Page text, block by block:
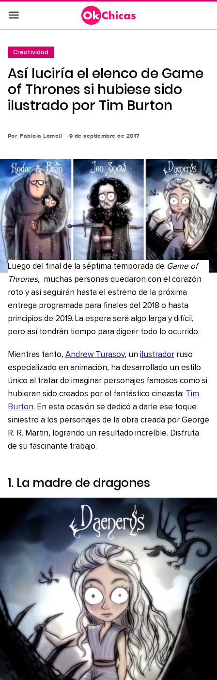
Saltar
al
contenido
a
la
navegación
principal
Creatividad
Así luciría el elenco de Game
of Thrones si hubiese sido
ilustrado por Tim Burton
Por Fabiola Lomeli 9 de septiembre de 2017
Luego del final de la séptima temporada de Game of
Thrones, muchas personas quedaron con el corazón
roto y así seguirán hasta el estreno de la próxima
entrega programada para finales del 2018 o hasta
principios de 2019. La espera será algo larga y difícil,
pero así tendrán tiempo para digerir todo lo ocurrido.
Mientras tanto, Andrew Turasov, un ilustrador ruso
especializado en animación, ha desarrollado un estilo
único al tratar de imaginar personajes famosos como si
hubieran sido creados por el fantástico cineasta: Tim
Burton. En esta ocasión se dedicó a darle ese toque
siniestro a los personajes de la obra creada por George
R. R. Martin, logrando un resultado increíble. Disfruta
de su fascinante trabajo.
1. La madre de dragones